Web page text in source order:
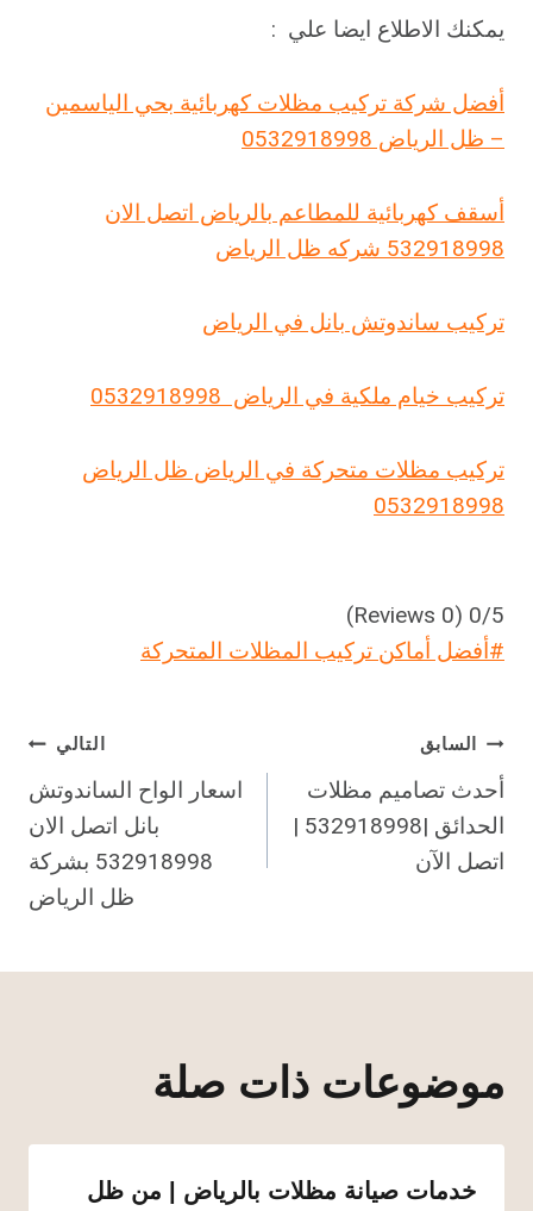
يمكنك الاطلاع ايضا علي :
أفضل شركة تركيب مظلات كهربائية بحي الياسمين
– ظل الرياض 0532918998
أسقف كهربائية للمطاعم بالرياض اتصل الان
532918998 شركه ظل الرياض
تركيب ساندوتش بانل في الرياض
تركيب خيام ملكية في الرياض 0532918998
تركيب مظلات متحركة في الرياض ظل الرياض
0532918998
0/5
(0 Reviews)
وسوم
#أفضل أماكن تركيب المظلات المتحركة
تصفّح
المقالات
السابق
أحدث تصاميم مظلات
الحدائق |532918998 |
اتصل الآن
التالي
اسعار الواح الساندوتش
بانل اتصل الان
532918998 بشركة
ظل الرياض
موضوعات ذات صلة
خدمات صيانة مظلات بالرياض | من ظل